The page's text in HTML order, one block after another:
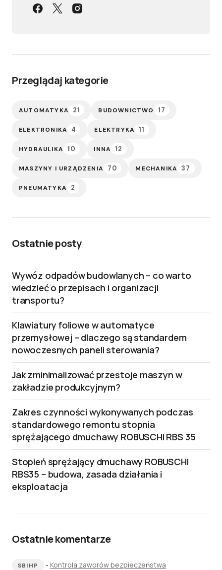
Przeglądaj kategorie
AUTOMATYKA 21 BUDOWNICTWO 17
ELEKTRONIKA 4 ELEKTRYKA 11
HYDRAULIKA 10 INNA 12
MASZYNY I URZĄDZENIA 70 MECHANIKA 37
PNEUMATYKA 2
Ostatnie posty
Wywóz odpadów budowlanych – co warto
wiedzieć o przepisach i organizacji
transportu?
Klawiatury foliowe w automatyce
przemysłowej – dlaczego są standardem
nowoczesnych paneli sterowania?
Jak zminimalizować przestoje maszyn w
zakładzie produkcyjnym?
Zakres czynności wykonywanych podczas
standardowego remontu stopnia
sprężającego dmuchawy ROBUSCHI RBS 35
Stopień sprężający dmuchawy ROBUSCHI
RBS35 – budowa, zasada działania i
eksploatacja
Ostatnie komentarze
SBIHP - Kontrola zaworów bezpieczeństwa